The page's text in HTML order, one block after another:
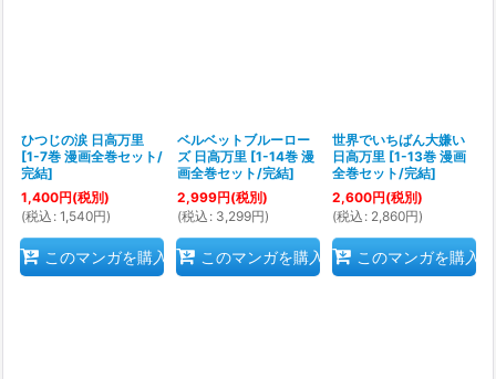
ひつじの涙 日高万里
[1-7巻 漫画全巻セット/
完結]
1,400円(税別)
(税込 : 1,540円)
このマンガを購入
ベルベットブルーロー
ズ 日高万里 [1-14巻 漫
画全巻セット/完結]
2,999円(税別)
(税込 : 3,299円)
このマンガを購入
世界でいちばん大嫌い
日高万里 [1-13巻 漫画
全巻セット/完結]
2,600円(税別)
(税込 : 2,860円)
このマンガを購入